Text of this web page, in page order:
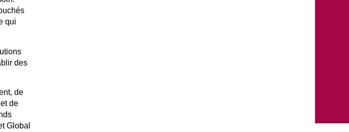
qui
des
de
de
Global